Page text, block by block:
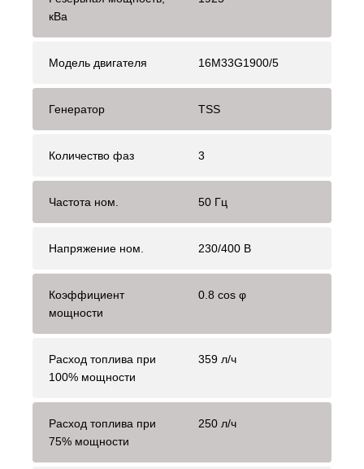
кВа
Модель двигателя 16M33G1900/5
Генератор TSS
Количество фаз 3
Частота ном. 50 Гц
Напряжение ном. 230/400 В
Коэффициент
мощности
0.8 cos φ
Расход топлива при
100% мощности
359 л/ч
Расход топлива при
75% мощности
250 л/ч